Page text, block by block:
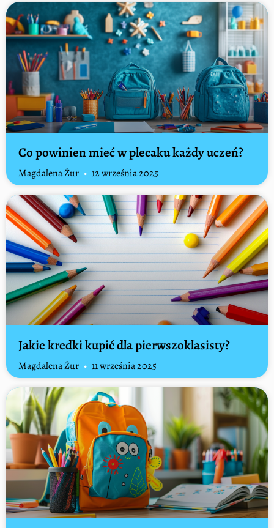
Co powinien mieć w plecaku każdy uczeń?
Magdalena Żur 12 września 2025
Jakie kredki kupić dla pierwszoklasisty?
Magdalena Żur 11 września 2025